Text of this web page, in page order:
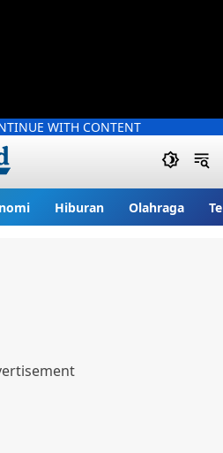
WITH CONTENT
Hiburan Olahraga